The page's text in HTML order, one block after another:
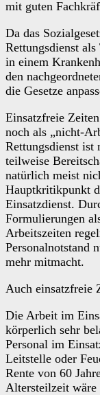
mit guten
Da das
Rettungsdienst
in einem
den
die Gesetze
Einsatzfreie
noch als „nicht-
Rettungsdienst ist
teilweise
natürlich meist
Hauptkritikpunkt
Einsatzdienst.
Formulierungen
Arbeitszeiten
Personalnotstand
mehr mitmacht.
Auch einsatzfreie
Die Arbeit im
körperlich sehr
Personal im
Leitstelle oder
Rente von 60
Altersteilzeit wäre